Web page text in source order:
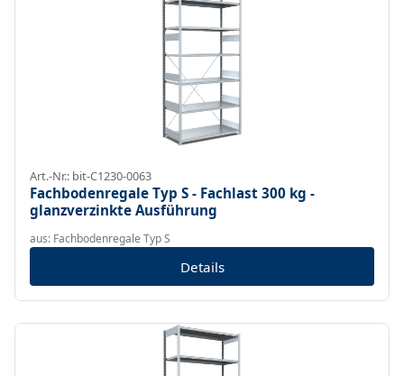
Art.-Nr.: bit-C1230-0063
Fachbodenregale Typ S - Fachlast 300 kg -
glanzverzinkte Ausführung
aus: Fachbodenregale Typ S
Details